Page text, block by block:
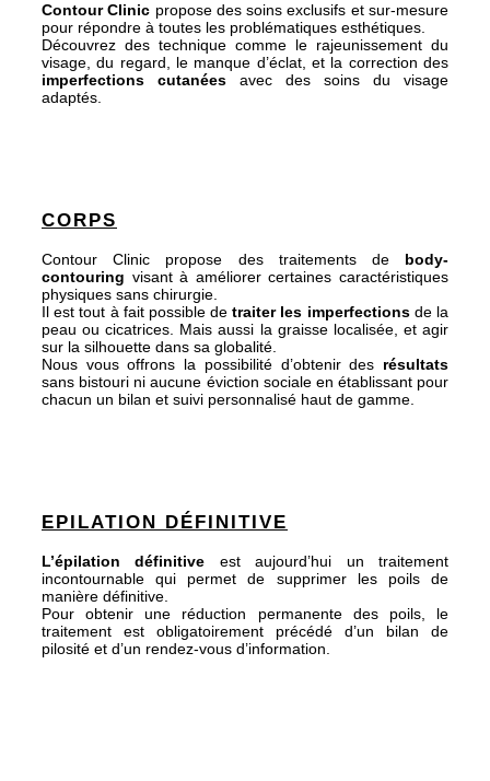
Contour Clinic propose des soins exclusifs et sur-mesure
pour répondre à toutes les problématiques esthétiques.
Découvrez des technique comme le rajeunissement du
visage, du regard, le manque d’éclat, et la correction des
imperfections cutanées avec des soins du visage
adaptés.
CORPS
Contour Clinic propose des traitements de body-
contouring visant à améliorer certaines caractéristiques
physiques sans chirurgie.
Il est tout à fait possible detraiter les imperfectionsde la
peau ou cicatrices. Mais aussi la graisse localisée, et agir
sur la silhouette dans sa globalité.
Nous vous offrons la possibilité d’obtenir des résultats
sans bistouri ni aucune éviction sociale en établissant pour
chacun un bilan et suivi personnalisé haut de gamme.
EPILATION DÉFINITIVE
L’épilation définitive est aujourd’hui un traitement
incontournable qui permet de supprimer les poils de
manière définitive.
Pour obtenir une réduction permanente des poils, le
traitement est obligatoirement précédé d’un bilan de
pilosité et d’un rendez-vous d’information.